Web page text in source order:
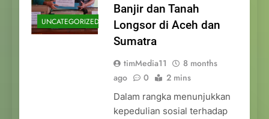
UNCATEGORIZED
Banjir dan Tanah
Longsor di Aceh dan
Sumatra
timMedia11
8 months
ago
0 2 mins
Dalam rangka menunjukkan
kepedulian sosial terhadap